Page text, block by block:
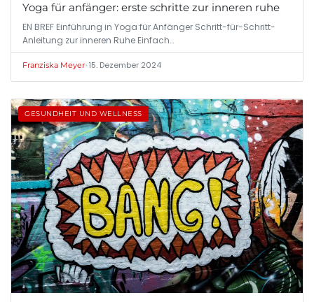
Yoga für anfänger: erste schritte zur inneren ruhe
EN BREF Einführung in Yoga für Anfänger Schritt-für-Schritt-
Anleitung zur inneren Ruhe Einfach…
Franziska Meyer•15. Dezember 2024
GESUNDHEIT UND WELLNESS